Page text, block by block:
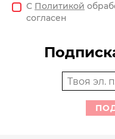
С Политикой
согласен